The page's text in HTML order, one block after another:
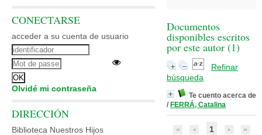
Documentos
disponibles escritos
por este autor (1)
Refinar
búsqueda
Te cuento acerca de
/ FERRÁ, Catalina
1
CONECTARSE
acceder a su cuenta de usuario
Olvidé mi contraseña
DIRECCIÓN
Biblioteca Nuestros Hijos